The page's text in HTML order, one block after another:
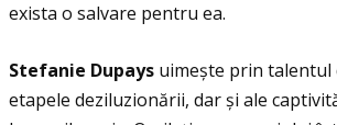
exista o salvare pentru ea.
Stefanie Dupays uimește prin talentul
etapele deziluzionării, dar și ale